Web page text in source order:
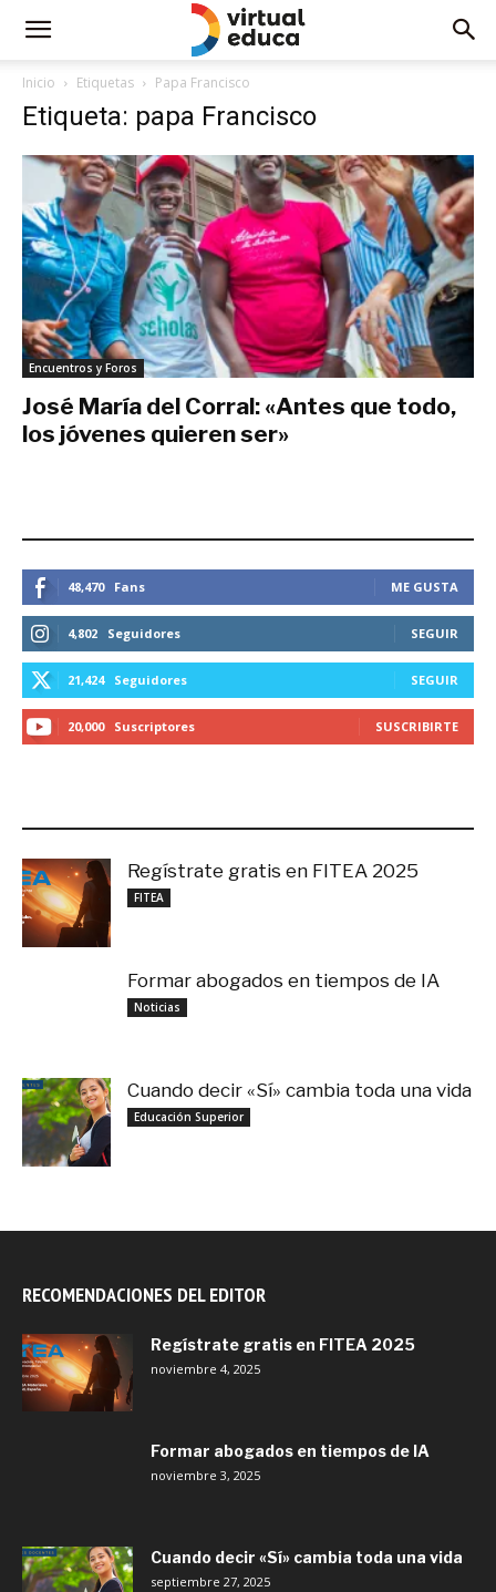
Inicio Etiquetas Papa Francisco
Etiqueta: papa Francisco
Encuentros y Foros
José María del Corral: «Antes que todo,
los jóvenes quieren ser»
48,470 Fans ME GUSTA
4,802 Seguidores SEGUIR
21,424 Seguidores SEGUIR
20,000 Suscriptores SUSCRIBIRTE
Regístrate gratis en FITEA 2025
FITEA
Formar abogados en tiempos de IA
Noticias
Cuando decir «Sí» cambia toda una vida
Educación Superior
RECOMENDACIONES DEL EDITOR
Regístrate gratis en FITEA 2025
noviembre 4, 2025
Formar abogados en tiempos de IA
noviembre 3, 2025
Cuando decir «Sí» cambia toda una vida
septiembre 27, 2025